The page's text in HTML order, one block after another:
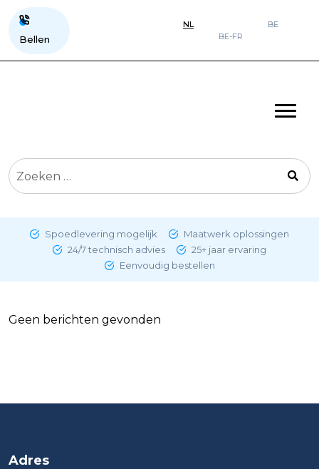
Bellen
NL
BE
BE-FR
Zoeken
naar:
Spoedlevering mogelijk
Maatwerk oplossingen
24/7 technisch advies
25+ jaar ervaring
Eenvoudig bestellen
Geen berichten gevonden
Adres